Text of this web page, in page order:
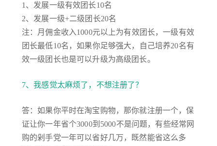
1、发展一级有效团长10名
2、发展一级+二级团长20名
注：月佣金收入1000元以上为有效团长，一级有效
团长最低10名，如果你足够强大，自己培养20名有
效一级团长也是可以升级为高级团长。
7、我感觉太麻烦了，不想注册了？
答：如果你平时在淘宝购物，那你就注册一个，保
证让你一年省个3000到5000不是问题，有些经常网
购的剁手党一年可以省好几万，既然能省这么多